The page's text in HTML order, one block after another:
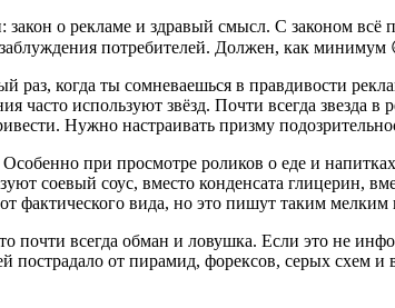
о рекламе и здравый смысл. С законом всё
потребителей. Должен, как минимум
когда ты сомневаешься в правдивости
часто используют звёзд. Почти всегда
Нужно настраивать призму
при просмотре роликов о еде и
соевый соус, вместо конденсата
фактического вида, но это пишут таким
всегда обман и ловушка. Если это не
пострадало от пирамид, форексов, серых схем